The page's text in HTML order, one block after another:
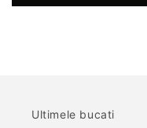
Ultimele bucati